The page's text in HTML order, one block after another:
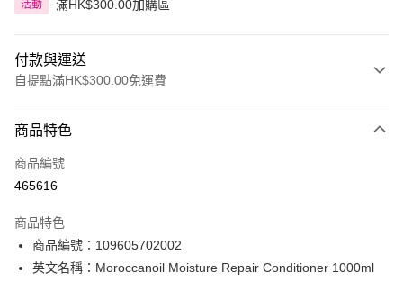
活動 滿HK$300.00加購區
付款與運送
自提點滿HK$300.00免運費
信用卡
Apple Pay
PayMe
WeChat Pay
商品特色
商品編號
465616
商品特色
商品編號：109605702002
英文名稱：Moroccanoil Moisture Repair Conditioner 1000ml